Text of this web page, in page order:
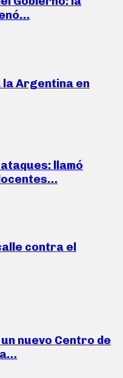
Argentina en
llamó
contra el
nuevo Centro de